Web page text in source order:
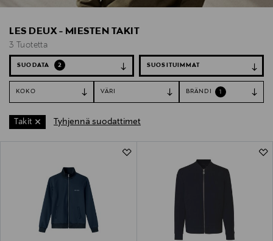
LES DEUX - MIESTEN TAKIT
3 Tuotetta
SUODATA 2
KOKO VÄRI BRÄNDI 1
Takit Tyhjennä suodattimet